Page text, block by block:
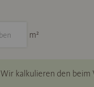
m²
Wir kalkulieren den